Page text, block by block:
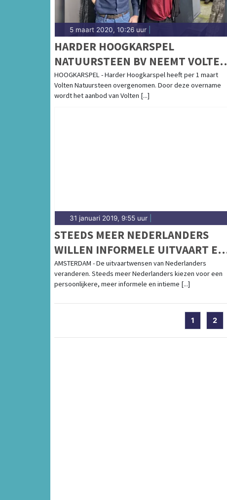
5 maart 2020, 10:26 uur
HARDER HOOGKARSPEL
NATUURSTEEN BV NEEMT VOLTEN
NATUURSTEEN OVER
HOOGKARSPEL - Harder Hoogkarspel heeft per 1 maart
Volten Natuursteen overgenomen. Door deze overname
wordt het aanbod van Volten [...]
31 januari 2019, 9:55 uur
STEEDS MEER NEDERLANDERS
WILLEN INFORMELE UITVAART EN
TOOST OP HET LEVEN
AMSTERDAM - De uitvaartwensen van Nederlanders
veranderen. Steeds meer Nederlanders kiezen voor een
persoonlijkere, meer informele en intieme [...]
1 2